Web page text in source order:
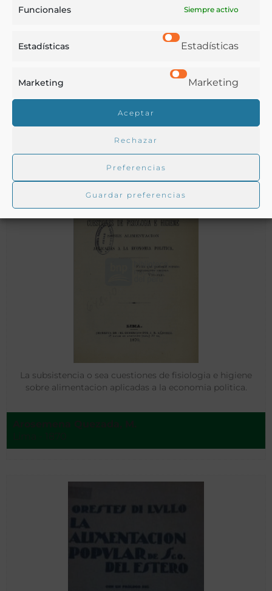
Funcionales Siempre activo
Estadísticas Estadísticas
Marketing Marketing
Aceptar
Rechazar
Preferencias
Guardar preferencias
Kausay : alimentación de los indios
Mejia Xesspe, Toribio
La subsistencia o sea cuestiones de fisiologia e higiene
sobre alimentacion aplicadas a la economia politica.